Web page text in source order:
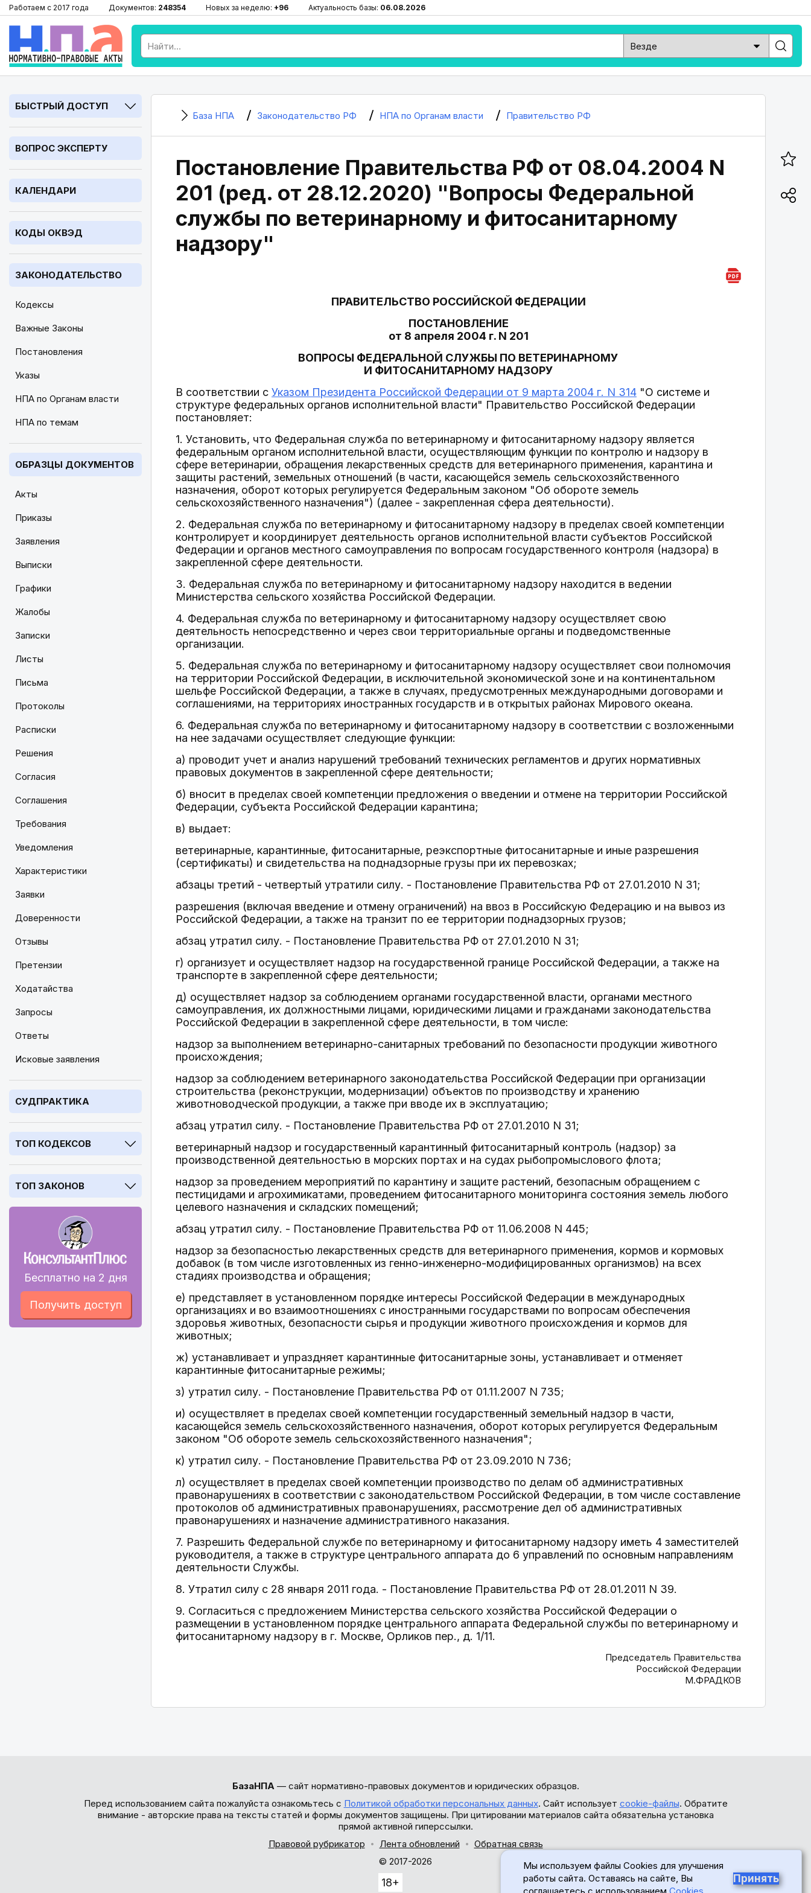
Работаем с 2017 года Документов: 248354 Новых за неделю: +96 Актуальность базы: 06.08.2026
БЫСТРЫЙ ДОСТУП
ВОПРОС ЭКСПЕРТУ
КАЛЕНДАРИ
КОДЫ ОКВЭД
ЗАКОНОДАТЕЛЬСТВО
Кодексы
Важные Законы
Постановления
Указы
НПА по Органам власти
НПА по темам
ОБРАЗЦЫ ДОКУМЕНТОВ
Акты
Приказы
Заявления
Выписки
Графики
Жалобы
Записки
Листы
Письма
Протоколы
Расписки
Решения
Согласия
Соглашения
Требования
Уведомления
Характеристики
Заявки
Доверенности
Отзывы
Претензии
Ходатайства
Запросы
Ответы
Исковые заявления
СУДПРАКТИКА
ТОП КОДЕКСОВ
ТОП ЗАКОНОВ
Бесплатно на 2 дня
Получить доступ
База НПА Законодательство РФ НПА по Органам власти Правительство РФ
Постановление Правительства РФ от 08.04.2004 N
201 (ред. от 28.12.2020) "Вопросы Федеральной
службы по ветеринарному и фитосанитарному
надзору"
ПРАВИТЕЛЬСТВО РОССИЙСКОЙ ФЕДЕРАЦИИ
ПОСТАНОВЛЕНИЕ
от 8 апреля 2004 г. N 201
ВОПРОСЫ ФЕДЕРАЛЬНОЙ СЛУЖБЫ ПО ВЕТЕРИНАРНОМУ
И ФИТОСАНИТАРНОМУ НАДЗОРУ
В соответствии с Указом Президента Российской Федерации от 9 марта 2004 г. N 314 "О системе и
структуре федеральных органов исполнительной власти" Правительство Российской Федерации
постановляет:
1. Установить, что Федеральная служба по ветеринарному и фитосанитарному надзору является
федеральным органом исполнительной власти, осуществляющим функции по контролю и надзору в
сфере ветеринарии, обращения лекарственных средств для ветеринарного применения, карантина и
защиты растений, земельных отношений (в части, касающейся земель сельскохозяйственного
назначения, оборот которых регулируется Федеральным законом "Об обороте земель
сельскохозяйственного назначения") (далее - закрепленная сфера деятельности).
2. Федеральная служба по ветеринарному и фитосанитарному надзору в пределах своей компетенции
контролирует и координирует деятельность органов исполнительной власти субъектов Российской
Федерации и органов местного самоуправления по вопросам государственного контроля (надзора) в
закрепленной сфере деятельности.
3. Федеральная служба по ветеринарному и фитосанитарному надзору находится в ведении
Министерства сельского хозяйства Российской Федерации.
4. Федеральная служба по ветеринарному и фитосанитарному надзору осуществляет свою
деятельность непосредственно и через свои территориальные органы и подведомственные
организации.
5. Федеральная служба по ветеринарному и фитосанитарному надзору осуществляет свои полномочия
на территории Российской Федерации, в исключительной экономической зоне и на континентальном
шельфе Российской Федерации, а также в случаях, предусмотренных международными договорами и
соглашениями, на территориях иностранных государств и в открытых районах Мирового океана.
6. Федеральная служба по ветеринарному и фитосанитарному надзору в соответствии с возложенными
на нее задачами осуществляет следующие функции:
а) проводит учет и анализ нарушений требований технических регламентов и других нормативных
правовых документов в закрепленной сфере деятельности;
б) вносит в пределах своей компетенции предложения о введении и отмене на территории Российской
Федерации, субъекта Российской Федерации карантина;
в) выдает:
ветеринарные, карантинные, фитосанитарные, реэкспортные фитосанитарные и иные разрешения
(сертификаты) и свидетельства на поднадзорные грузы при их перевозках;
абзацы третий - четвертый утратили силу. - Постановление Правительства РФ от 27.01.2010 N 31;
разрешения (включая введение и отмену ограничений) на ввоз в Российскую Федерацию и на вывоз из
Российской Федерации, а также на транзит по ее территории поднадзорных грузов;
абзац утратил силу. - Постановление Правительства РФ от 27.01.2010 N 31;
г) организует и осуществляет надзор на государственной границе Российской Федерации, а также на
транспорте в закрепленной сфере деятельности;
д) осуществляет надзор за соблюдением органами государственной власти, органами местного
самоуправления, их должностными лицами, юридическими лицами и гражданами законодательства
Российской Федерации в закрепленной сфере деятельности, в том числе:
надзор за выполнением ветеринарно-санитарных требований по безопасности продукции животного
происхождения;
надзор за соблюдением ветеринарного законодательства Российской Федерации при организации
строительства (реконструкции, модернизации) объектов по производству и хранению
животноводческой продукции, а также при вводе их в эксплуатацию;
абзац утратил силу. - Постановление Правительства РФ от 27.01.2010 N 31;
ветеринарный надзор и государственный карантинный фитосанитарный контроль (надзор) за
производственной деятельностью в морских портах и на судах рыбопромыслового флота;
надзор за проведением мероприятий по карантину и защите растений, безопасным обращением с
пестицидами и агрохимикатами, проведением фитосанитарного мониторинга состояния земель любого
целевого назначения и складских помещений;
абзац утратил силу. - Постановление Правительства РФ от 11.06.2008 N 445;
надзор за безопасностью лекарственных средств для ветеринарного применения, кормов и кормовых
добавок (в том числе изготовленных из генно-инженерно-модифицированных организмов) на всех
стадиях производства и обращения;
е) представляет в установленном порядке интересы Российской Федерации в международных
организациях и во взаимоотношениях с иностранными государствами по вопросам обеспечения
здоровья животных, безопасности сырья и продукции животного происхождения и кормов для
животных;
ж) устанавливает и упраздняет карантинные фитосанитарные зоны, устанавливает и отменяет
карантинные фитосанитарные режимы;
з) утратил силу. - Постановление Правительства РФ от 01.11.2007 N 735;
и) осуществляет в пределах своей компетенции государственный земельный надзор в части,
касающейся земель сельскохозяйственного назначения, оборот которых регулируется Федеральным
законом "Об обороте земель сельскохозяйственного назначения";
к) утратил силу. - Постановление Правительства РФ от 23.09.2010 N 736;
л) осуществляет в пределах своей компетенции производство по делам об административных
правонарушениях в соответствии с законодательством Российской Федерации, в том числе составление
протоколов об административных правонарушениях, рассмотрение дел об административных
правонарушениях и назначение административного наказания.
7. Разрешить Федеральной службе по ветеринарному и фитосанитарному надзору иметь 4 заместителей
руководителя, а также в структуре центрального аппарата до 6 управлений по основным направлениям
деятельности Службы.
8. Утратил силу с 28 января 2011 года. - Постановление Правительства РФ от 28.01.2011 N 39.
9. Согласиться с предложением Министерства сельского хозяйства Российской Федерации о
размещении в установленном порядке центрального аппарата Федеральной службы по ветеринарному и
фитосанитарному надзору в г. Москве, Орликов пер., д. 1/11.
Председатель Правительства
Российской Федерации
М.ФРАДКОВ
БазаНПА— сайт нормативно-правовых документов и юридических образцов.
Перед использованием сайта пожалуйста ознакомьтесь с Политикой обработки персональных данных. Сайт использует cookie-файлы. Обратите
внимание - авторские права на тексты статей и формы документов защищены. При цитировании материалов сайта обязательна установка
прямой активной гиперссылки.
Правовой рубрикатор
Лента обновлений
Обратная связь
© 2017-2026
18+
Мы используем файлы Cookies для улучшения
работы сайта. Оставаясь на сайте, Вы
Принять